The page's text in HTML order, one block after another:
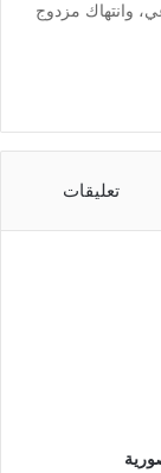
وانتهاك مزدوج
تعليقات